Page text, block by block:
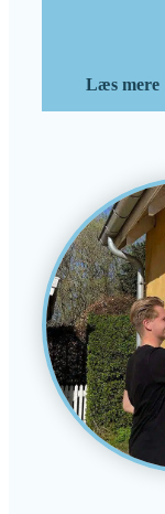
Læs mere